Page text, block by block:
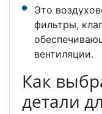
Это
фильтры,
вентиляции.
Как
детали